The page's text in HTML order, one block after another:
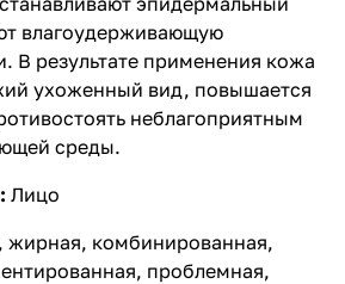
влагоудерживающую
В результате применения кожа
ухоженный вид, повышается
неблагоприятным
среды.
Лицо
жирная, комбинированная,
проблемная,